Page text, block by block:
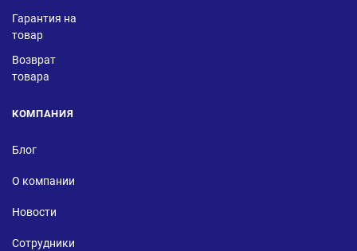
Гарантия на
товар
Возврат
товара
КОМПАНИЯ
Блог
О компании
Новости
Сотрудники